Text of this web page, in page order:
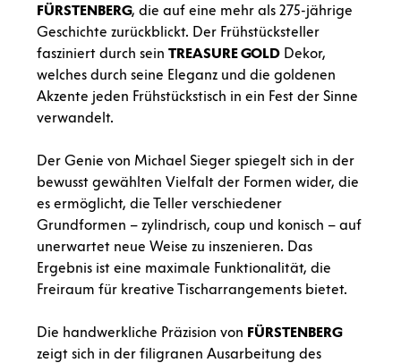
FÜRSTENBERG, die auf eine mehr als 275-jährige
Geschichte zurückblickt. Der Frühstücksteller
fasziniert durch sein TREASUREGOLD Dekor,
welches durch seine Eleganz und die goldenen
Akzente jeden Frühstückstisch in ein Fest der Sinne
verwandelt.
Der Genie von Michael Sieger spiegelt sich in der
bewusst gewählten Vielfalt der Formen wider, die
es ermöglicht, die Teller verschiedener
Grundformen – zylindrisch, coup und konisch – auf
unerwartet neue Weise zu inszenieren. Das
Ergebnis ist eine maximale Funktionalität, die
Freiraum für kreative Tischarrangements bietet.
Die handwerkliche Präzision von FÜRSTENBERG
zeigt sich in der filigranen Ausarbeitung des